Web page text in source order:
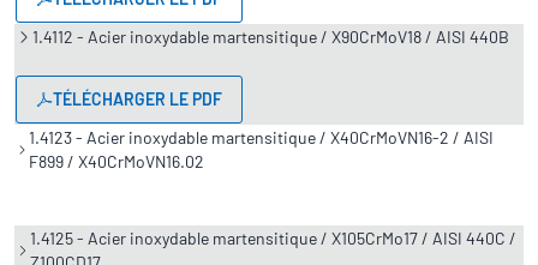
1.4112 - Acier inoxydable martensitique / X90CrMoV18 / AISI 440B
TÉLÉCHARGER LE PDF
1.4123 - Acier inoxydable martensitique / X40CrMoVN16-2 / AISI
F899 / X40CrMoVN16.02
1.4125 - Acier inoxydable martensitique / X105CrMo17 / AISI 440C /